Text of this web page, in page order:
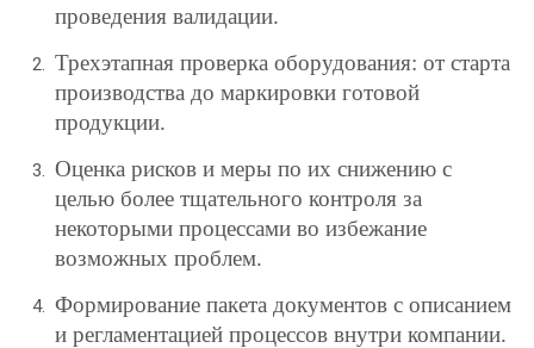
проведения валидации.
Трехэтапная проверка оборудования: от старта
производства до маркировки готовой
продукции.
Оценка рисков и меры по их снижению с
целью более тщательного контроля за
некоторыми процессами во избежание
возможных проблем.
Формирование пакета документов с описанием
и регламентацией процессов внутри компании.